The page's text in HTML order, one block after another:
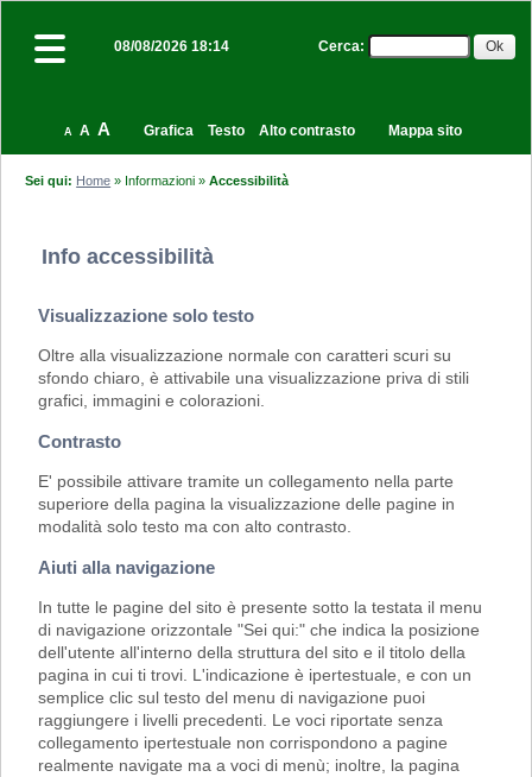
08/08/2026 18:14 Cerca:
A A A Grafica Testo Alto contrasto Mappa sito
Sei qui: Home » Informazioni »Accessibilità
Info accessibilità
Visualizzazione solo testo
Oltre alla visualizzazione normale con caratteri scuri su
sfondo chiaro, è attivabile una visualizzazione priva di stili
grafici, immagini e colorazioni.
Contrasto
E' possibile attivare tramite un collegamento nella parte
superiore della pagina la visualizzazione delle pagine in
modalità solo testo ma con alto contrasto.
Aiuti alla navigazione
In tutte le pagine del sito è presente sotto la testata il menu
di navigazione orizzontale "Sei qui:" che indica la posizione
dell'utente all'interno della struttura del sito e il titolo della
pagina in cui ti trovi. L'indicazione è ipertestuale, e con un
semplice clic sul testo del menu di navigazione puoi
raggiungere i livelli precedenti. Le voci riportate senza
collegamento ipertestuale non corrispondono a pagine
realmente navigate ma a voci di menù; inoltre, la pagina